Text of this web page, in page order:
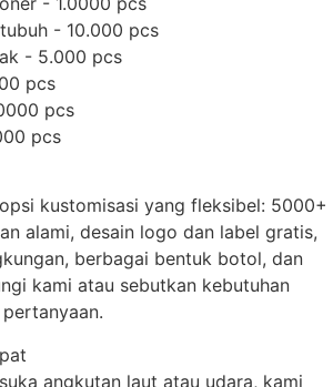
- 10.000 pcs
- 5.000 pcs
pcs
pcs
pcs
kustomisasi yang fleksibel: 5000+
alami, desain logo dan label gratis,
berbagai bentuk botol, dan
kami atau sebutkan kebutuhan
angkutan laut atau udara, kami